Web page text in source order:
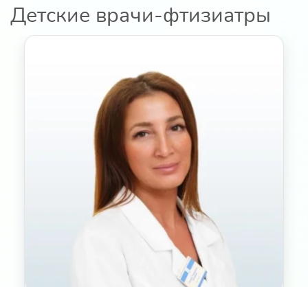
Детские врачи-фтизиатры